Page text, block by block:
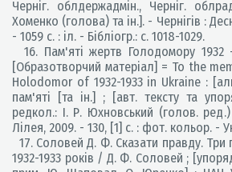
Черніг. облдержадмін., Черніг.
Хоменко (голова) та ін.]. - Чернігів :
- 1059 с. : іл. - Бібліогр.: с. 1018-1029.
16. Пам'яті жертв Голодомору 1932 -
[Образотворчий матеріал] = To the
Holodomor of 1932-1933 in Ukraine :
пам'яті [та ін.] ; [авт. тексту та
редкол.: І. Р. Юхновський (голов.
Лілея, 2009. - 130, [1] с. : фот. кольор. -
17. Соловей Д. Ф. Сказати правду.
1932-1933 років / Д. Ф. Соловей ;